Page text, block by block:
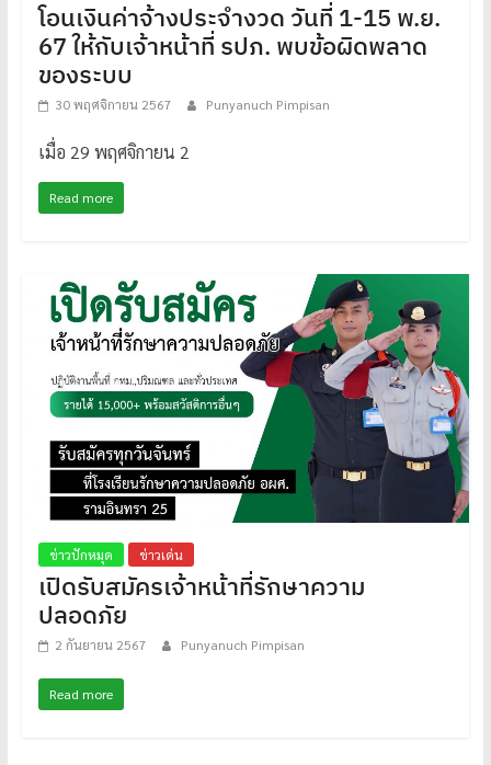
โอนเงินค่าจ้างประจำงวด วันที่ 1-15 พ.ย.
67 ให้กับเจ้าหน้าที่ รปภ. พบข้อผิดพลาด
ของระบบ
30 พฤศจิกายน 2567 Punyanuch Pimpisan
เมื่อ 29 พฤศจิกายน 2
Read more
ข่าวปักหมุด ข่าวเด่น
เปิดรับสมัครเจ้าหน้าที่รักษาความ
ปลอดภัย
2 กันยายน 2567 Punyanuch Pimpisan
Read more